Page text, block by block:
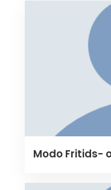
Modo Fritids-